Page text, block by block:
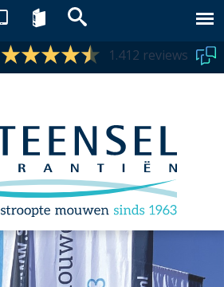
1.412 reviews